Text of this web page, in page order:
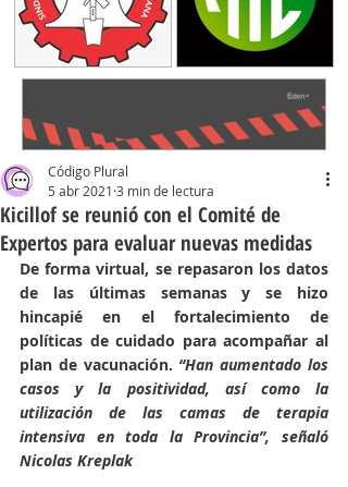
Kicillof se reunió con el Comité de
Expertos para evaluar nuevas medidas
Código Plural
5 abr 2021 3 min de lectura
De forma virtual, se repasaron los datos
de las últimas semanas y se hizo
hincapié en el fortalecimiento de
políticas de cuidado para acompañar al
plan de vacunación. “Han aumentado los
casos y la positividad, así como la
utilización de las camas de terapia
intensiva en toda la Provincia”, señaló
Nicolas Kreplak